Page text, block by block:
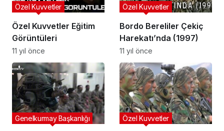
Özel Kuvvetler Eğitim
Görüntüleri
Özel Kuvvetler
11 yıl önce
Bordo Bereliler Çekiç
Harekatı’nda (1997)
Özel Kuvvetler
11 yıl önce
Genelkurmay Başkanlığı Özel Kuvvetler